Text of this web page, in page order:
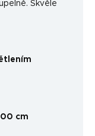
Skvěle
cm